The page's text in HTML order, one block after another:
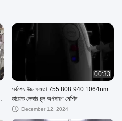
00:33
সর্বশেষ উচ্চ ক্ষমতা 755 808 940 1064nm
ডায়োড লেজার চুল অপসারণ মেশিন
December 12, 2024